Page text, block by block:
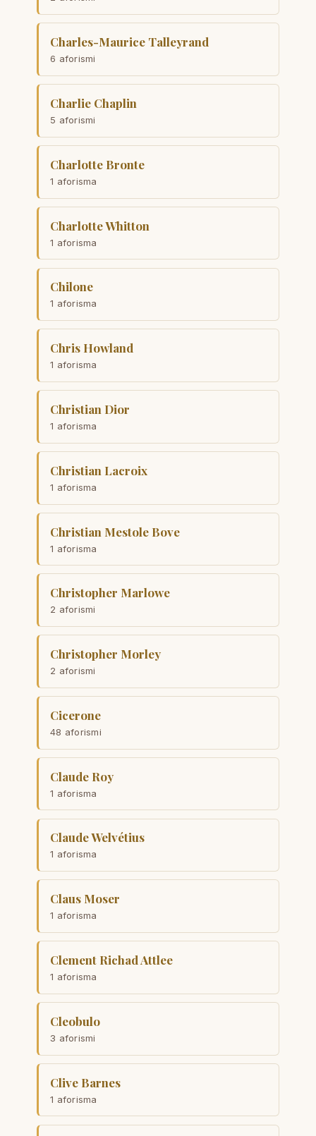
Charles-Maurice Talleyrand
6 aforismi
Charlie Chaplin
5 aforismi
Charlotte Bronte
1 aforisma
Charlotte Whitton
1 aforisma
Chilone
1 aforisma
Chris Howland
1 aforisma
Christian Dior
1 aforisma
Christian Lacroix
1 aforisma
Christian Mestole Bove
1 aforisma
Christopher Marlowe
2 aforismi
Christopher Morley
2 aforismi
Cicerone
48 aforismi
Claude Roy
1 aforisma
Claude Welvétius
1 aforisma
Claus Moser
1 aforisma
Clement Richad Attlee
1 aforisma
Cleobulo
3 aforismi
Clive Barnes
1 aforisma